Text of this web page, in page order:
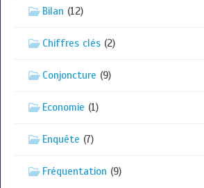
Bilan (12)
Chiffres clés (2)
Conjoncture (9)
Economie (1)
Enquête (7)
Fréquentation (9)